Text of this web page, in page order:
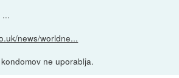
...
news/worldne...
ne uporablja.